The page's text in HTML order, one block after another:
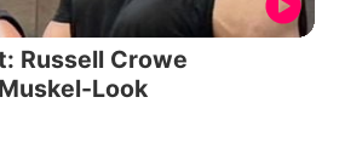
Russell Crowe
Look